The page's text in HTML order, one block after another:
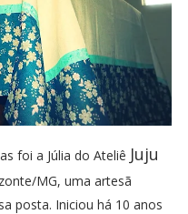
foi a Júlia do Ateliê Juju
MG, uma artesã
posta. Iniciou há 10 anos